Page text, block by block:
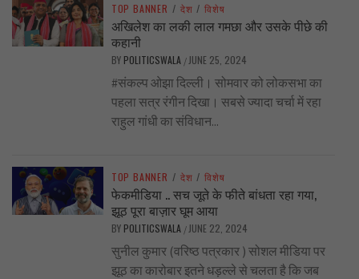
TOP BANNER / देश / विशेष
अखिलेश का लकी लाल गमछा और उसके पीछे की
कहानी
BY POLITICSWALA / JUNE 25, 2024
#संकल्प ओझा दिल्ली। सोमवार को लोकसभा का
पहला सत्र रंगीन दिखा। सबसे ज्यादा चर्चा में रहा
राहुल गांधी का संविधान...
TOP BANNER / देश / विशेष
फेकमीडिया .. सच जूते के फीते बांधता रहा गया,
झूठ पूरा बाज़ार घूम आया
BY POLITICSWALA / JUNE 22, 2024
सुनील कुमार (वरिष्ठ पत्रकार ) सोशल मीडिया पर
झूठ का कारोबार इतने धड़ल्ले से चलता है कि जब